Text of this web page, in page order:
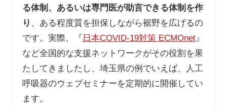
る体制、あるいは専門医が助言できる体制を作
り 、ある程度質を担保しながら裾野を広げるの
です。実際、『 日本COVID-19対策 ECMOnet』
など全国的な支援ネットワークがその役割を果
たしてきましたし、埼玉県の例でいえば、人工
呼吸器のウェブセミナーを定期的に開催してい
ます。